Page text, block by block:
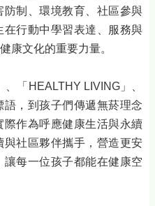
制、環境教育、社區參與
行動中學習表達、服務與
康文化的重要力量。
「HEALTHY LIVING」、
語，到孩子們傳遞無菸理念
作為呼應健康生活與永續
社區夥伴攜手，營造更安
每一位孩子都能在健康空